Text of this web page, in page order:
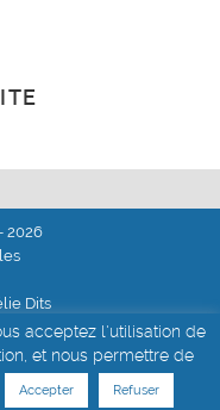
2026
Dits
acceptez l'utilisation de
et nous permettre de
Accepter Refuser